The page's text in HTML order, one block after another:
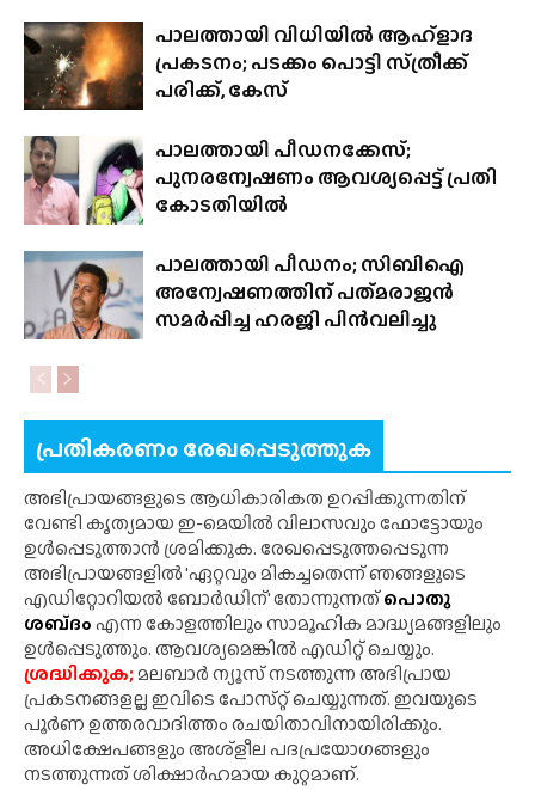
പാലത്തായി വിധിയിൽ ആഹ്ളാദ
പ്രകടനം; പടക്കം പൊട്ടി സ്‌ത്രീക്ക്
പരിക്ക്, കേസ്
പാലത്തായി പീഡനക്കേസ്;
പുനരന്വേഷണം ആവശ്യപ്പെട്ട് പ്രതി
കോടതിയിൽ
പാലത്തായി പീഡനം; സിബിഐ
അന്വേഷണത്തിന് പത്‌മരാജന്‍
സമര്‍പ്പിച്ച ഹരജി പിന്‍വലിച്ചു
പ്രതികരണം രേഖപ്പെടുത്തുക
അഭിപ്രായങ്ങളുടെ ആധികാരികത ഉറപ്പിക്കുന്നതിന്
വേണ്ടി കൃത്യമായ ഇ-മെയിൽ വിലാസവും ഫോട്ടോയും
ഉൾപ്പെടുത്താൻ ശ്രമിക്കുക. രേഖപ്പെടുത്തപ്പെടുന്ന
അഭിപ്രായങ്ങളിൽ 'ഏറ്റവും മികച്ചതെന്ന് ഞങ്ങളുടെ
എഡിറ്റോറിയൽ ബോർഡിന്' തോന്നുന്നത്പൊതു
ശബ്‌ദംഎന്ന കോളത്തിലും സാമൂഹിക മാദ്ധ്യമങ്ങളിലും
ഉൾപ്പെടുത്തും. ആവശ്യമെങ്കിൽ എഡിറ്റ് ചെയ്യും.
ശ്രദ്ധിക്കുക;മലബാർ ന്യൂസ് നടത്തുന്ന അഭിപ്രായ
പ്രകടനങ്ങളല്ല ഇവിടെ പോസ്‌റ്റ് ചെയ്യുന്നത്. ഇവയുടെ
പൂർണ ഉത്തരവാദിത്തം രചയിതാവിനായിരിക്കും.
അധിക്ഷേപങ്ങളും അശ്‌ളീല പദപ്രയോഗങ്ങളും
നടത്തുന്നത് ശിക്ഷാർഹമായ കുറ്റമാണ്.